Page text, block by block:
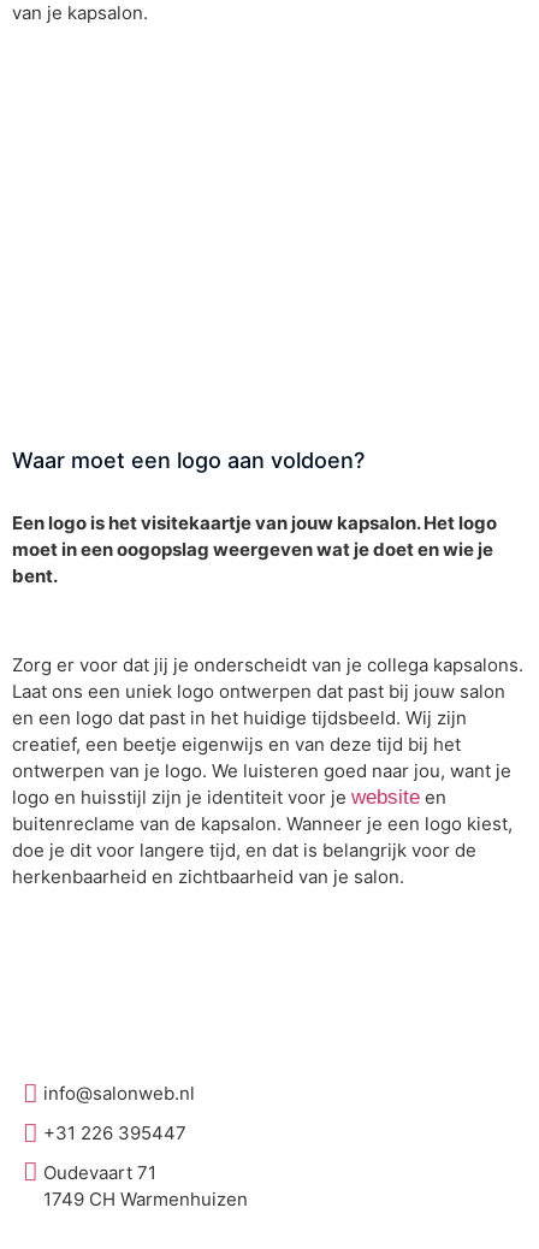
van je kapsalon.
Waar moet een logo aan voldoen?
Een logo is het visitekaartje van jouw kapsalon. Het logo
moet in een oogopslag weergeven wat je doet en wie je
bent.
Zorg er voor dat jij je onderscheidt van je collega kapsalons.
Laat ons een uniek logo ontwerpen dat past bij jouw salon
en een logo dat past in het huidige tijdsbeeld. Wij zijn
creatief, een beetje eigenwijs en van deze tijd bij het
ontwerpen van je logo. We luisteren goed naar jou, want je
logo en huisstijl zijn je identiteit voor je website en
buitenreclame van de kapsalon. Wanneer je een logo kiest,
doe je dit voor langere tijd, en dat is belangrijk voor de
herkenbaarheid en zichtbaarheid van je salon.
info@salonweb.nl
+31 226 395447
Oudevaart 71
1749 CH Warmenhuizen